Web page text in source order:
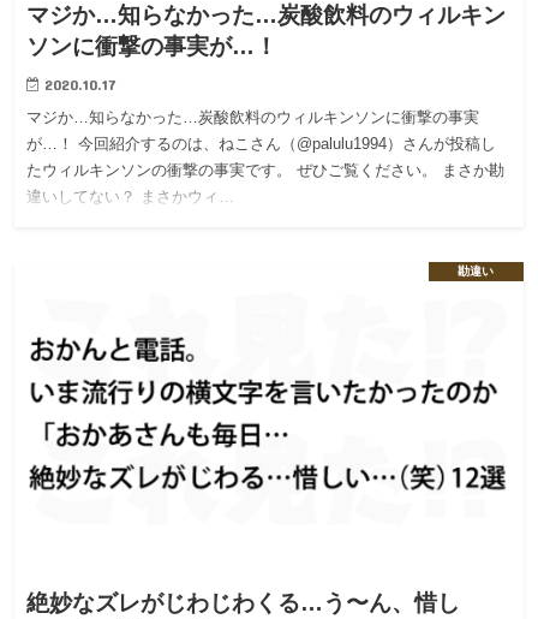
マジか…知らなかった…炭酸飲料のウィルキン
ソンに衝撃の事実が…！
2020.10.17
マジか…知らなかった…炭酸飲料のウィルキンソンに衝撃の事実
が…！ 今回紹介するのは、ねこさん（@palulu1994）さんが投稿し
たウィルキンソンの衝撃の事実です。 ぜひご覧ください。 まさか勘
違いしてない？ まさかウィ…
勘違い
絶妙なズレがじわじわくる…う〜ん、惜し